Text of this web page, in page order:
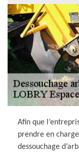
Afin que
prendre en
dessouchage